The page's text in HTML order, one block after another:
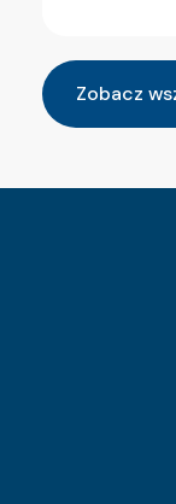
Zobacz